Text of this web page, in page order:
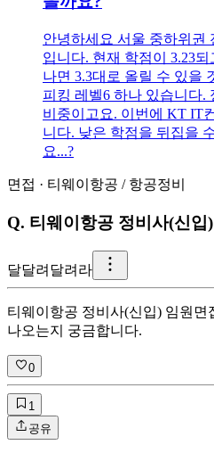
안녕하세요 서울 중하위권
입니다. 현재 학점이 3.23
나면 3.3대로 올릴 수 있을
피킹 레벨6 하나 있습니다.
비중이고요. 이번에 KT IT
니다. 낮은 학점을 뒤집을
요...?
면접 · 티웨이항공 / 항공정비
Q. 티웨이항공 정비사(신입
달달려달려라
티웨이항공 정비사(신입) 임원면
나오는지 궁금합니다.
0
1
공유